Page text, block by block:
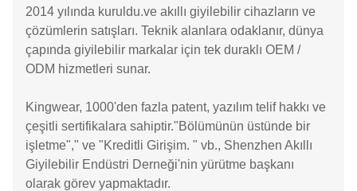
2014 yılında kuruldu.ve akıllı giyilebilir cihazların ve
çözümlerin satışları. Teknik alanlara odaklanır, dünya
çapında giyilebilir markalar için tek duraklı OEM /
ODM hizmetleri sunar.
Kingwear, 1000'den fazla patent, yazılım telif hakkı ve
çeşitli sertifikalara sahiptir."Bölümünün üstünde bir
işletme"," ve "Kreditli Girişim. " vb., Shenzhen Akıllı
Giyilebilir Endüstri Derneği'nin yürütme başkanı
olarak görev yapmaktadır.